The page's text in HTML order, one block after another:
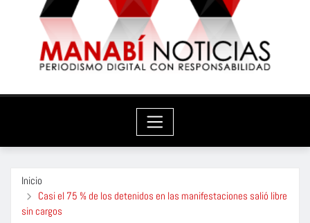
Inicio
Casi el 75 % de los detenidos en las manifestaciones salió libre
sin cargos